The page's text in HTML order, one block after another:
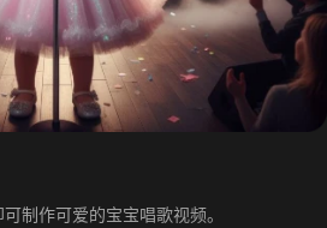
制作可爱的宝宝唱歌视频。